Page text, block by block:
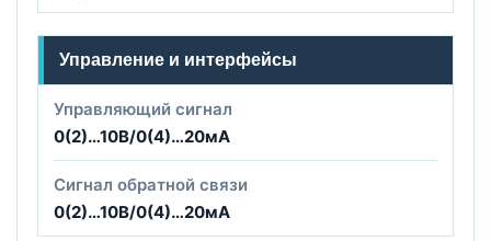
Управление и интерфейсы
Управляющий сигнал
0(2)…10В/0(4)…20мА
Сигнал обратной связи
0(2)…10В/0(4)…20мА